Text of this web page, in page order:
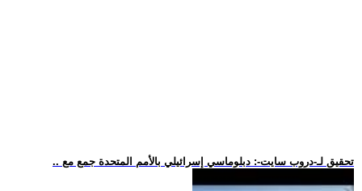
.. تحقيق لـ-دروب سايت-: دبلوماسي إسرائيلي بالأمم المتحدة جمع مع